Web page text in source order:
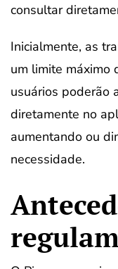
consultar
Inicialmente, as
um limite máximo
usuários poderão
diretamente no
aumentando ou
necessidade.